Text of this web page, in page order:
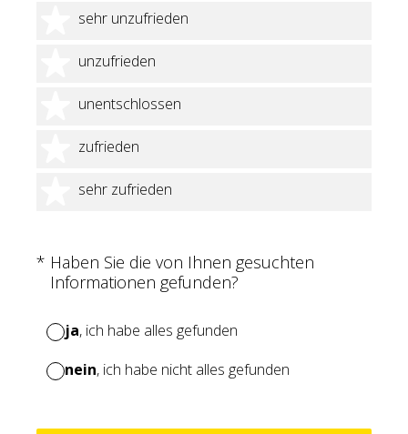
sehr unzufrieden
1 Stern
unzufrieden
2 Sterne
unentschlossen
3 Sterne
zufrieden
4 Sterne
sehr zufrieden
5 Sterne
* Haben Sie die von Ihnen gesuchten
Informationen gefunden?
(Erforderlich.)
ja, ich habe alles gefunden
nein, ich habe nicht alles gefunden